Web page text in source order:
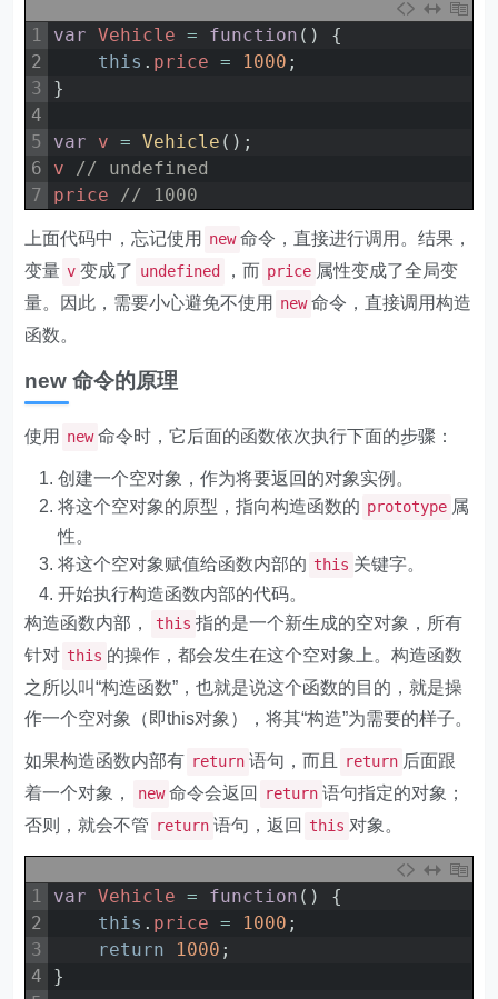
1
2
3
4
5
6
7
var Vehicle = function ( )
{
this . price = 1000 ;
}
var v = Vehicle ( ) ;
v
// undefined
price
// 1000
上面代码中，忘记使用 new 命令，直接进行调用。结果，
变量 v 变成了 undefined ，而 price 属性变成了全局变
量。因此，需要小心避免不使用
new 命令，直接调用构造
函数。
new 命令的原理
使用 new 命令时，它后面的函数依次执行下面的步骤：
创建一个空对象，作为将要返回的对象实例。
将这个空对象的原型，指向构造函数的 prototype 属
性。
将这个空对象赋值给函数内部的 this 关键字。
开始执行构造函数内部的代码。
构造函数内部，
this 指的是一个新生成的空对象，所有
针对 this 的操作，都会发生在这个空对象上。构造函数
之所以叫“构造函数”，也就是说这个函数的目的，就是操
作一个空对象（即this对象），将其“构造”为需要的样子。
如果构造函数内部有 return 语句，而且 return 后面跟
着一个对象，
new 命令会返回 return 语句指定的对象；
否则，就会不管 return 语句，返回 this 对象。
1
2
3
4
var Vehicle = function ( )
{
this . price = 1000 ;
return
1000 ;
}